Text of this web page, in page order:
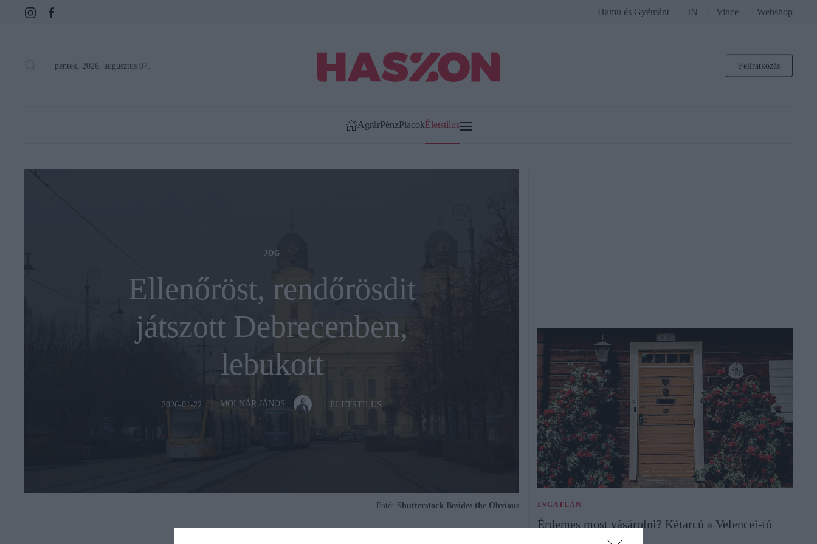
Hamu és Gyémánt IN Vince Webshop
péntek, 2026. augusztus 07. Feliratkozás
AgrárPénzPiacokÉletstílus
JOG
Ellenőröst, rendőrösdit
játszott Debrecenben,
lebukott
2026-01-22 MOLNÁR JÁNOS ÉLETSTÍLUS
Fotó: Shutterstock Besides the Obvious INGATLAN
Érdemes most vásárolni? Kétarcú a Velencei-tó